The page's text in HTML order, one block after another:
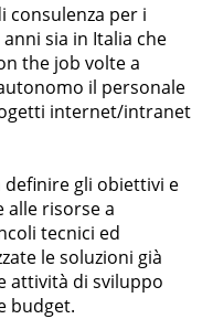
consulenza per i
sia in Italia che
the job volte a
il personale
internet/intranet
gli obiettivi e
risorse a
tecnici ed
le soluzioni già
attività di sviluppo
budget.